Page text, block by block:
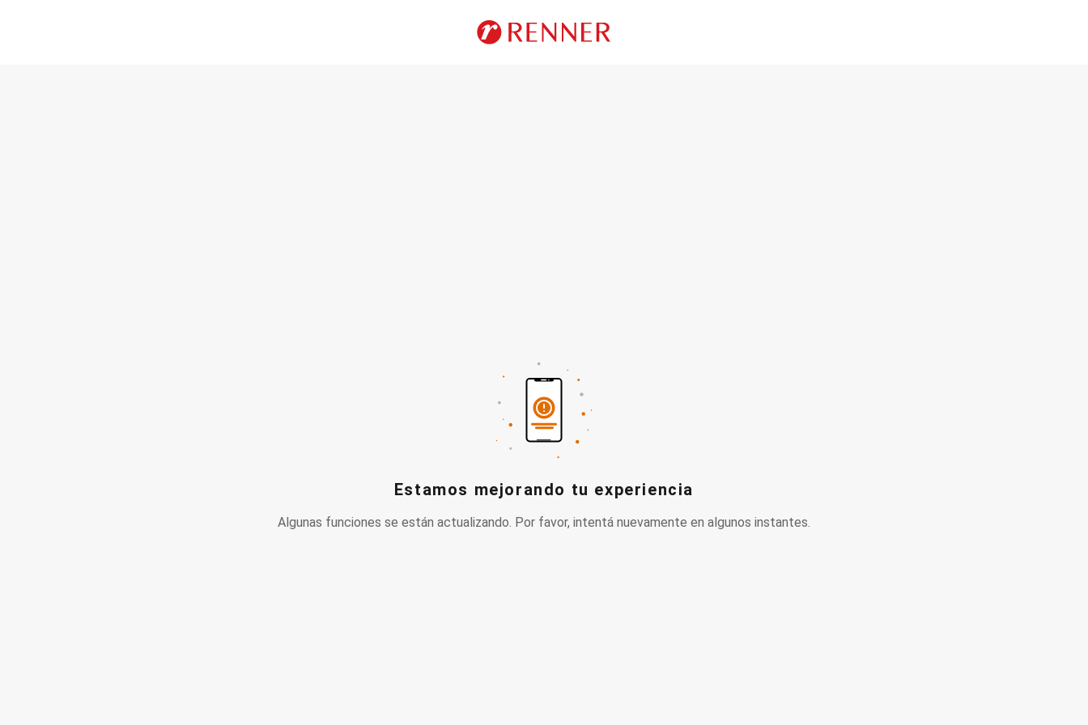
Estamos mejorando tu experiencia
Algunas funciones se están actualizando. Por favor, intentá nuevamente en algunos instantes.